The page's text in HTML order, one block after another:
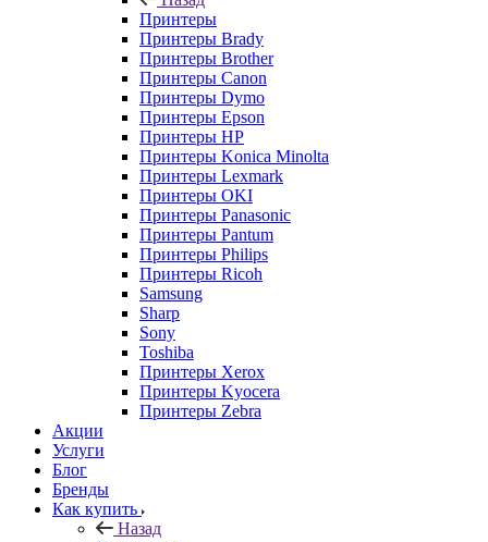
Принтеры
Принтеры Brady
Принтеры Brother
Принтеры Canon
Принтеры Dymo
Принтеры Epson
Принтеры HP
Принтеры Konica Minolta
Принтеры Lexmark
Принтеры OKI
Принтеры Panasonic
Принтеры Pantum
Принтеры Philips
Принтеры Ricoh
Samsung
Sharp
Sony
Toshiba
Принтеры Xerox
Принтеры Kyocera
Принтеры Zebra
Акции
Услуги
Блог
Бренды
Как купить
Назад